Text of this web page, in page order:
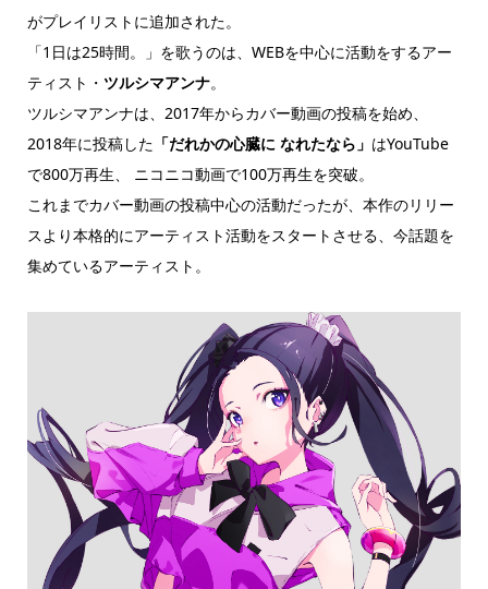
がプレイリストに追加された。
「1日は25時間。」を歌うのは、WEBを中心に活動をするアー
ティスト・ ツルシマアンナ。
ツルシマアンナは、2017年からカバー動画の投稿を始め、
2018年に投稿した 「だれかの心臓に なれたなら」 はYouTube
で800万再生、 ニコニコ動画で100万再生を突破。
これまでカバー動画の投稿中心の活動だったが、本作のリリー
スより本格的にアーティスト活動をスタートさせる、今話題を
集めているアーティスト。